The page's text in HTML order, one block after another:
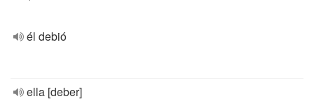
él debió
ella [deber]